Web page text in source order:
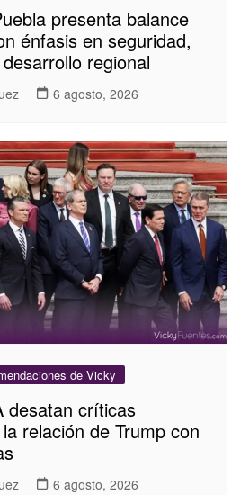
presenta balance
énfasis en seguridad,
regional
6 agosto, 2026
de Vicky
desatan críticas
relación de Trump con
6 agosto, 2026